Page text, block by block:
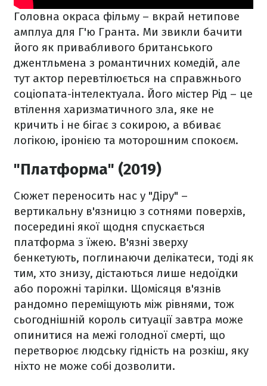
Головна окраса фільму – вкрай нетипове
амплуа для Г'ю Гранта. Ми звикли бачити
його як привабливого британського
джентльмена з романтичних комедій, але
тут актор перевтілюється на справжнього
соціопата-інтелектуала. Його містер Рід – це
втілення харизматичного зла, яке не
кричить і не бігає з сокирою, а вбиває
логікою, іронією та моторошним спокоєм.
"Платформа" (2019)
Сюжет переносить нас у "Діру" –
вертикальну в'язницю з сотнями поверхів,
посередині якої щодня спускається
платформа з їжею. В'язні зверху
бенкетують, поглинаючи делікатеси, тоді як
тим, хто знизу, дістаються лише недоїдки
або порожні тарілки. Щомісяця в'язнів
рандомно переміщують між рівнями, тож
сьогоднішній король ситуації завтра може
опинитися на межі голодної смерті, що
перетворює людську гідність на розкіш, яку
ніхто не може собі дозволити.